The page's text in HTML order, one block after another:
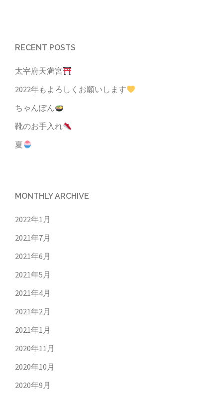
RECENT POSTS
太宰府天満宮
2022年もよろしくお願いします
ちゃんぽん
靴のお手入れ
夏
MONTHLY ARCHIVE
2022年1月
2021年7月
2021年6月
2021年5月
2021年4月
2021年2月
2021年1月
2020年11月
2020年10月
2020年9月